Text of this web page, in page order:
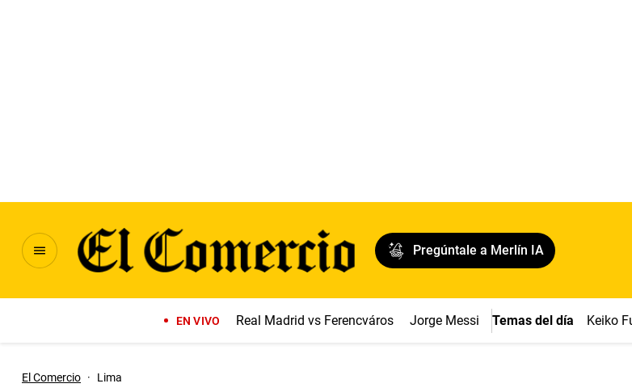
Pregúntale a Merlín IA
EN VIVO Real Madrid vs Ferencváros Jorge Messi Temas del día Keiko
El Comercio · Lima